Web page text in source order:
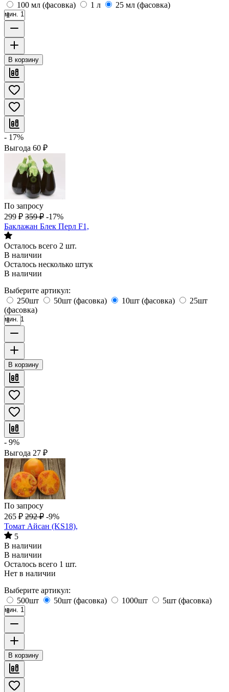
100 мл (фасовка)
1 л 25 мл (фасовка)
мин. 1
В корзину
- 17%
Выгода 60 ₽
По запросу
299 ₽ 359 ₽ -17%
Баклажан Блек Перл F1,
Осталось всего 2 шт.
В наличии
Осталось несколько штук
В наличии
Выберите артикул:
250шт
50шт (фасовка) 10шт (фасовка)
25шт
(фасовка)
мин. 1
В корзину
- 9%
Выгода 27 ₽
По запросу
265 ₽ 292 ₽ -9%
Томат Айсан (KS18),
5
В наличии
В наличии
Осталось всего 1 шт.
Нет в наличии
Выберите артикул:
500шт
50шт (фасовка) 1000шт 5шт (фасовка)
мин. 1
В корзину